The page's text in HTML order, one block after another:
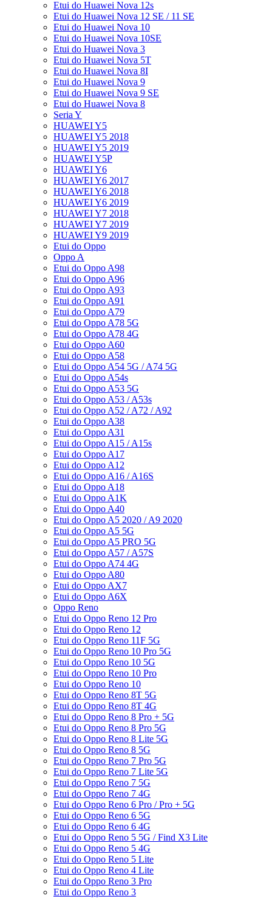
Etui do Huawei Nova 12s
Etui do Huawei Nova 12 SE / 11 SE
Etui do Huawei Nova 10
Etui do Huawei Nova 10SE
Etui do Huawei Nova 3
Etui do Huawei Nova 5T
Etui do Huawei Nova 8I
Etui do Huawei Nova 9
Etui do Huawei Nova 9 SE
Etui do Huawei Nova 8
Seria Y
HUAWEI Y5
HUAWEI Y5 2018
HUAWEI Y5 2019
HUAWEI Y5P
HUAWEI Y6
HUAWEI Y6 2017
HUAWEI Y6 2018
HUAWEI Y6 2019
HUAWEI Y7 2018
HUAWEI Y7 2019
HUAWEI Y9 2019
Etui do Oppo
Oppo A
Etui do Oppo A98
Etui do Oppo A96
Etui do Oppo A93
Etui do Oppo A91
Etui do Oppo A79
Etui do Oppo A78 5G
Etui do Oppo A78 4G
Etui do Oppo A60
Etui do Oppo A58
Etui do Oppo A54 5G / A74 5G
Etui do Oppo A54s
Etui do Oppo A53 5G
Etui do Oppo A53 / A53s
Etui do Oppo A52 / A72 / A92
Etui do Oppo A38
Etui do Oppo A31
Etui do Oppo A15 / A15s
Etui do Oppo A17
Etui do Oppo A12
Etui do Oppo A16 / A16S
Etui do Oppo A18
Etui do Oppo A1K
Etui do Oppo A40
Etui do Oppo A5 2020 / A9 2020
Etui do Oppo A5 5G
Etui do Oppo A5 PRO 5G
Etui do Oppo A57 / A57S
Etui do Oppo A74 4G
Etui do Oppo A80
Etui do Oppo AX7
Etui do Oppo A6X
Oppo Reno
Etui do Oppo Reno 12 Pro
Etui do Oppo Reno 12
Etui do Oppo Reno 11F 5G
Etui do Oppo Reno 10 Pro 5G
Etui do Oppo Reno 10 5G
Etui do Oppo Reno 10 Pro
Etui do Oppo Reno 10
Etui do Oppo Reno 8T 5G
Etui do Oppo Reno 8T 4G
Etui do Oppo Reno 8 Pro + 5G
Etui do Oppo Reno 8 Pro 5G
Etui do Oppo Reno 8 Lite 5G
Etui do Oppo Reno 8 5G
Etui do Oppo Reno 7 Pro 5G
Etui do Oppo Reno 7 Lite 5G
Etui do Oppo Reno 7 5G
Etui do Oppo Reno 7 4G
Etui do Oppo Reno 6 Pro / Pro + 5G
Etui do Oppo Reno 6 5G
Etui do Oppo Reno 6 4G
Etui do Oppo Reno 5 5G / Find X3 Lite
Etui do Oppo Reno 5 4G
Etui do Oppo Reno 5 Lite
Etui do Oppo Reno 4 Lite
Etui do Oppo Reno 3 Pro
Etui do Oppo Reno 3